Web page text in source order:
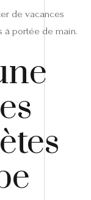
de vacances
à portée de main.